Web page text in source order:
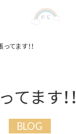
てます！！
ます！！
BLOG